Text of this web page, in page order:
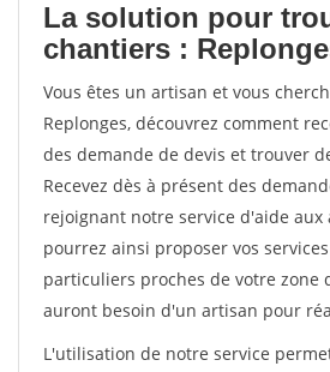
La solution pour
chantiers :
Vous êtes un artisan et vous
Replonges, découvrez comment
des demande de devis et trouver
Recevez dès à présent des
rejoignant notre service d'aide aux
pourrez ainsi proposer vos
particuliers proches de votre zone
auront besoin d'un artisan pour
L'utilisation de notre service